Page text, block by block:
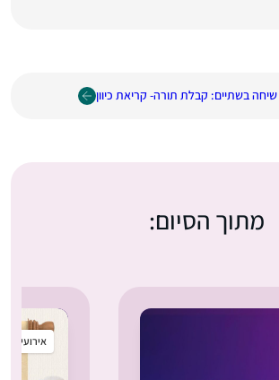
שיחה בשתיים: קבלת תורה- קריאת כיוון
מתוך הסיום:
אירועי הדרן